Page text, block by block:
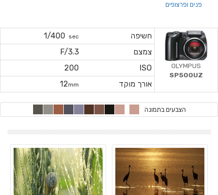
פנים ופרצופים
חשיפה sec
1/400
צמצם
F/3.3
ISO
200
אורך מוקד
12mm
OLYMPUS
SP500UZ
הצבעים בתמונה